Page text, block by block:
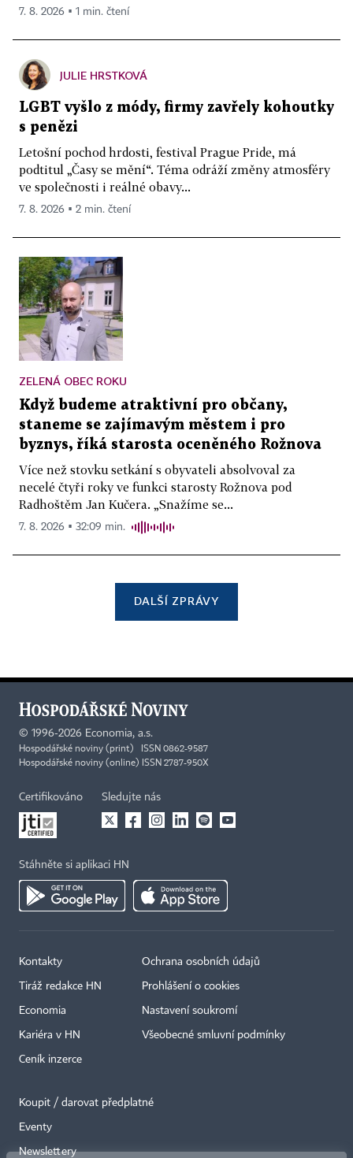
7. 8. 2026 ▪ 1 min. čtení
JULIE HRSTKOVÁ
LGBT vyšlo z módy, firmy zavřely kohoutky
s penězi
Letošní pochod hrdosti, festival Prague Pride, má
podtitul „Časy se mění“. Téma odráží změny atmosféry
ve společnosti i reálné obavy...
7. 8. 2026 ▪ 2 min. čtení
ZELENÁ OBEC ROKU
Když budeme atraktivní pro občany,
staneme se zajímavým městem i pro
byznys, říká starosta oceněného Rožnova
Více než stovku setkání s obyvateli absolvoval za
necelé čtyři roky ve funkci starosty Rožnova pod
Radhoštěm Jan Kučera. „Snažíme se...
7. 8. 2026 ▪ 32:09 min.
DALŠÍ ZPRÁVY
© 1996-2026 Economia, a.s.
Hospodářské noviny (print) ISSN 0862-9587
Hospodářské noviny (online) ISSN 2787-950X
Certifikováno Sledujte nás
Stáhněte si aplikaci HN
Kontakty
Tiráž redakce HN
Economia
Kariéra v HN
Ceník inzerce
Ochrana osobních údajů
Prohlášení o cookies
Nastavení soukromí
Všeobecné smluvní podmínky
Koupit / darovat předplatné
Eventy
Newslettery